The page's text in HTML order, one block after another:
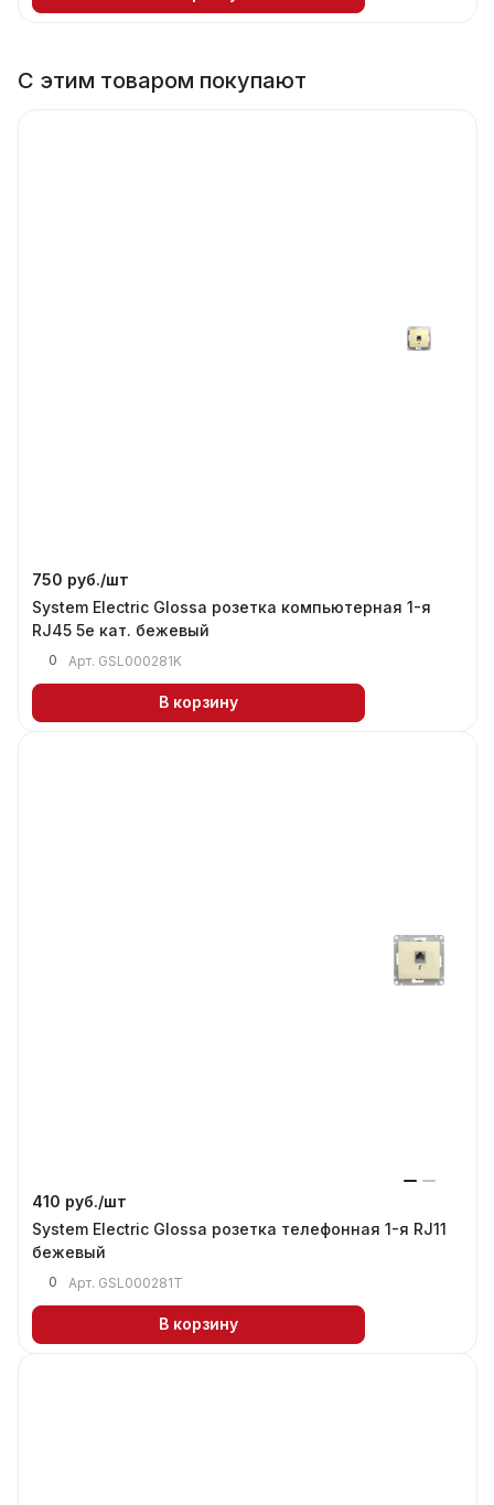
С этим товаром покупают
750 руб./шт
System Electric Glossa розетка компьютерная 1-я
RJ45 5е кат. бежевый
0 Арт. GSL000281K
В корзину
410 руб./шт
System Electric Glossa розетка телефонная 1-я RJ11
бежевый
0 Арт. GSL000281T
В корзину